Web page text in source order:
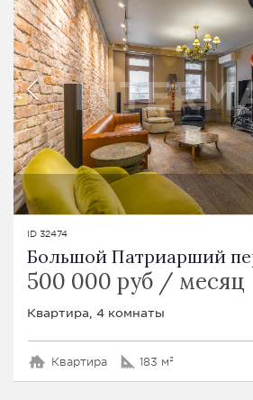
ID 32474
Большой Патриарший
500 000 руб / месяц
Квартира, 4 комнаты
Квартира 183 м²